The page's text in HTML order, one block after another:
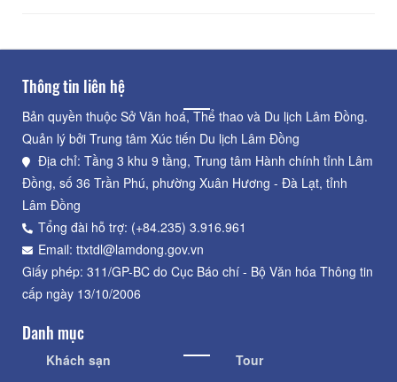
Thông tin liên hệ
Bản quyền thuộc Sở Văn hoá, Thể thao và Du lịch Lâm Đồng.
Quản lý bởi Trung tâm Xúc tiến Du lịch Lâm Đồng
Địa chỉ: Tầng 3 khu 9 tầng, Trung tâm Hành chính tỉnh Lâm
Đồng, số 36 Trần Phú, phường Xuân Hương - Đà Lạt, tỉnh
Lâm Đồng
Tổng đài hỗ trợ: (+84.235) 3.916.961
Email: ttxtdl@lamdong.gov.vn
Giấy phép: 311/GP-BC do Cục Báo chí - Bộ Văn hóa Thông tin
cấp ngày 13/10/2006
Danh mục
Khách sạn
Tour